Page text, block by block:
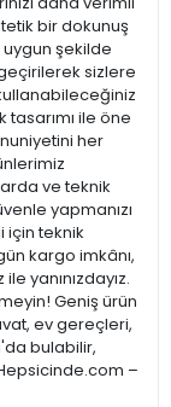
bir dokunuş
uygun şekilde
sizlere
tasarımı ile öne
her
ve teknik
yapmanızı
için teknik
kargo imkânı,
yanınızdayız.
Geniş ürün
ev gereçleri,
bulabilir,
–